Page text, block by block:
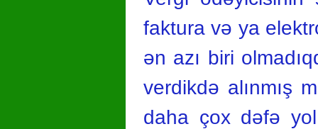
faktura və ya
ən azı biri
verdikdə alınmış
daha çox dəfə